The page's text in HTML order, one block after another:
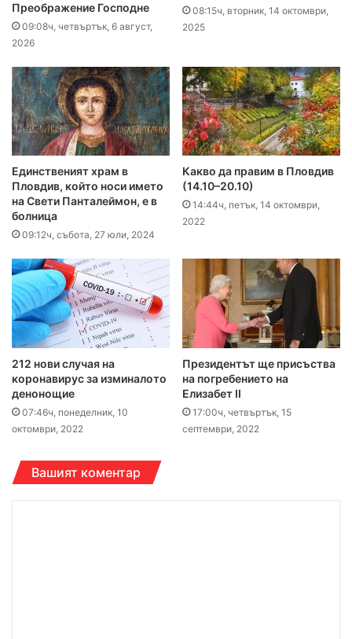
Преображение Господне
09:08ч, четвъртък, 6 август,
2026
08:15ч, вторник, 14 октомври,
2025
Единственият храм в
Пловдив, който носи името
на Свети Панталеймон, е в
болница
09:12ч, събота, 27 юли, 2024
Какво да правим в Пловдив
(14.10–20.10)
14:44ч, петък, 14 октомври,
2022
212 нови случая на
коронавирус за изминалото
денонощие
07:46ч, понеделник, 10
октомври, 2022
Президентът ще присъства
на погребението на
Елизабет II
17:00ч, четвъртък, 15
септември, 2022
Вашият коментар